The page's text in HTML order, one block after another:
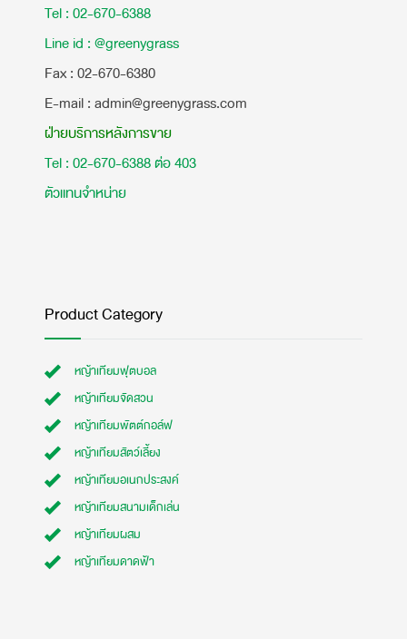
Tel : 02-670-6388
Line id : @greenygrass
​Fax : 02-670-6380
E-mail : admin@greenygrass.com
ฝ่ายบริการหลังการขาย
Tel : 02-670-6388 ต่อ 403
ตัวแทนจำหน่าย
Product Category
หญ้าเทียมฟุตบอล
หญ้าเทียมจัดสวน
หญ้าเทียมพัตต์กอล์ฟ
หญ้าเทียมสัตว์เลี้ยง
หญ้าเทียมอเนกประสงค์
หญ้าเทียมสนามเด็กเล่น
หญ้าเทียมผสม
หญ้าเทียมดาดฟ้า